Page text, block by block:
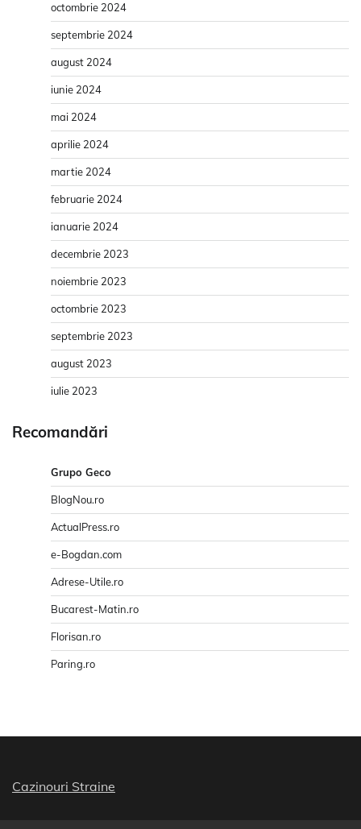
octombrie 2024
septembrie 2024
august 2024
iunie 2024
mai 2024
aprilie 2024
martie 2024
februarie 2024
ianuarie 2024
decembrie 2023
noiembrie 2023
octombrie 2023
septembrie 2023
august 2023
iulie 2023
Recomandări
Grupo Geco
BlogNou.ro
ActualPress.ro
e-Bogdan.com
Adrese-Utile.ro
Bucarest-Matin.ro
Florisan.ro
Paring.ro
Cazinouri Straine